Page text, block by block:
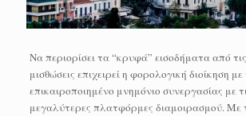
Να περιορίσει τα “κρυφά” εισοδήματα από
μισθώσεις επιχειρεί η φορολογική διοίκηση
επικαιροποιημένο μνημόνιο συνεργασίας με
μεγαλύτερες πλατφόρμες διαμοιρασμού. Με